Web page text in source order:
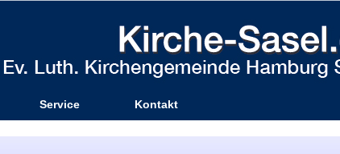
Service Kontakt